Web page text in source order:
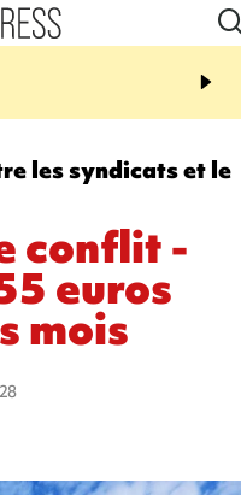
13:09
Des
font cinq morts en
les syndicats et le
conflit -
euros
mois